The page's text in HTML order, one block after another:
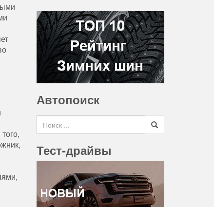
Автопоиск
Search for
Тест-драйвы